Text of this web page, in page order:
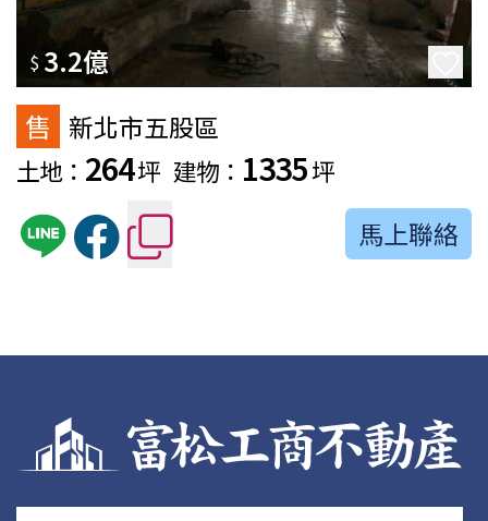
$ 3.2億
售 新北市五股區
土地： 264坪 建物： 1335坪
馬上聯絡